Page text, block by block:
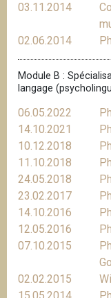
03.11.2014
02.06.2014
Module B :
langage
06.05.2022
14.10.2021
10.12.2018
11.10.2018
24.05.2018
23.02.2017
14.10.2016
12.05.2016
07.10.2015
02.02.2015